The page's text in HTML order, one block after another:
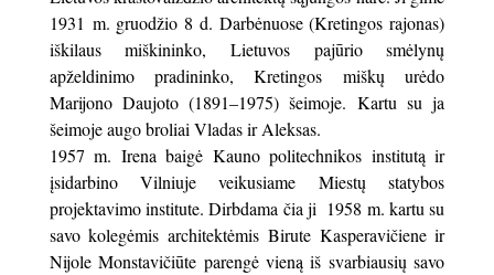
1931 m. gruodžio 8 d. Darbėnuose (Kretingos rajonas)
iškilaus miškininko, Lietuvos pajūrio smėlynų
apželdinimo pradininko, Kretingos miškų urėdo
Marijono Daujoto (1891–1975) šeimoje. Kartu su ja
šeimoje augo broliai Vladas ir Aleksas.
1957 m. Irena baigė Kauno politechnikos institutą ir
įsidarbino Vilniuje veikusiame Miestų statybos
projektavimo institute. Dirbdama čia ji 1958 m. kartu su
savo kolegėmis architektėmis Birute Kasperavičiene ir
Nijole Monstavičiūte parengė vieną iš svarbiausių savo